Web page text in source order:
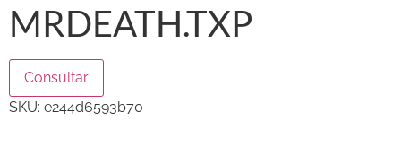
MRDEATH.TXP
Consultar
SKU: e244d6593b70